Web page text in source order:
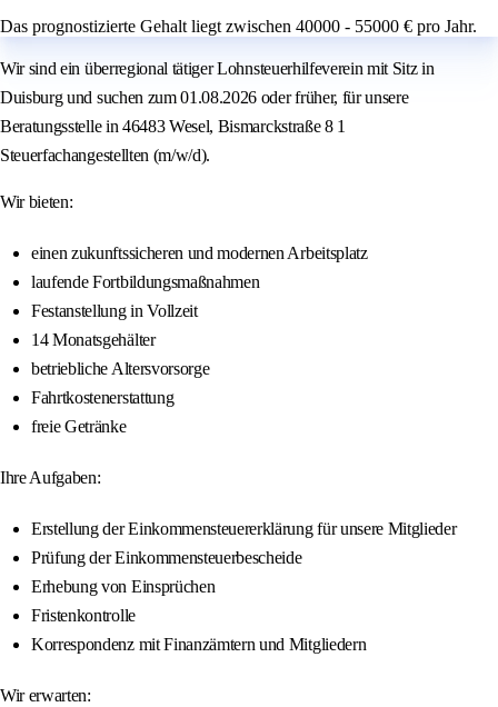
Das prognostizierte Gehalt liegt zwischen 40000 - 55000 € pro Jahr.
Wir sind ein überregional tätiger Lohnsteuerhilfeverein mit Sitz in
Duisburg und suchen zum 01.08.2026 oder früher, für unsere
Beratungsstelle in 46483 Wesel, Bismarckstraße 8 1
Steuerfachangestellten (m/w/d).
Wir bieten:
einen zukunftssicheren und modernen Arbeitsplatz
laufende Fortbildungsmaßnahmen
Festanstellung in Vollzeit
14 Monatsgehälter
betriebliche Altersvorsorge
Fahrtkostenerstattung
freie Getränke
Ihre Aufgaben:
Erstellung der Einkommensteuererklärung für unsere Mitglieder
Prüfung der Einkommensteuerbescheide
Erhebung von Einsprüchen
Fristenkontrolle
Korrespondenz mit Finanzämtern und Mitgliedern
Wir erwarten: